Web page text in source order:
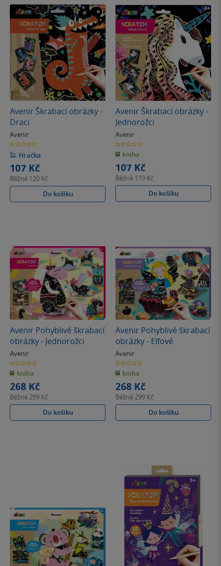
Avenir Škrabací obrázky -
Draci
Avenir
0.0
z
5
hvězdiček
Hračka
107 Kč
Běžně 120 Kč
Do košíku
Avenir Škrabací obrázky -
Jednorožci
Avenir
0.0
z
5
hvězdiček
kniha
107 Kč
Běžně 119 Kč
Do košíku
Avenir Pohyblivé škrabací
obrázky - Jednorožci
Avenir
0.0
z
5
hvězdiček
kniha
268 Kč
Běžně299 Kč
Do košíku
Avenir Pohyblivé škrabací
obrázky - Elfové
Avenir
0.0
z
5
hvězdiček
kniha
268 Kč
Běžně299 Kč
Do košíku